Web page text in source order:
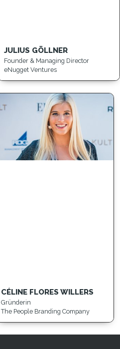
JULIUS GÖLLNER
Founder & Managing Director
eNugget Ventures
CÉLINE FLORES WILLERS
Gründerin
The People Branding Company